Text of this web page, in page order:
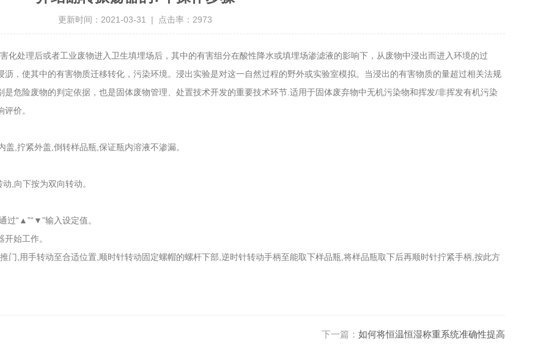
更新时间：2021-03-31 | 点击率：2973
化处理后或者工业废物进入卫生填埋场后，其中的有害组分在酸性降水或填埋场渗滤液的影响下，从废物中浸出而进入环境的过
，使其中的有害物质迁移转化，污染环境。浸出实验是对这一自然过程的野外或实验室模拟。当浸出的有害物质的量超过相关法规
危险废物的判定依据，也是固体废物管理、处置技术开发的重要技术环节.适用于固体废弃物中无机污染物和挥发/非挥发有机污染
价。
,拧紧外盖,倒转样品瓶,保证瓶内溶液不渗漏。
,向下按为双向转动。
“▲”“▼”输入设定值。
始工作。
,用手转动至合适位置,顺时针转动固定螺帽的螺杆下部,逆时针转动手柄至能取下样品瓶,将样品瓶取下后再顺时针拧紧手柄,按此方
下一篇： 如何将恒温恒湿称重系统准确性提高